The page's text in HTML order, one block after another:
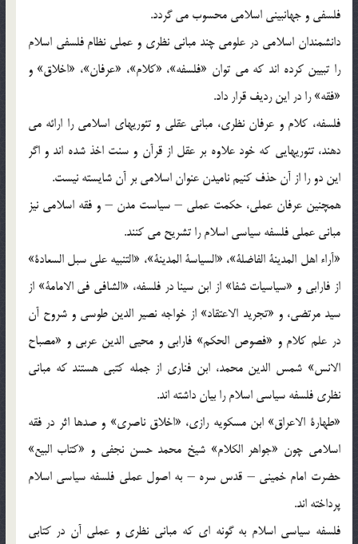
فلسفى و جهان‏بينى اسلامى محسوب می ‏گردد.
دانشمندان اسلامى در علومى چند مبانى نظرى و عملى نظام فلسفى اسلام
را تبيين كرده ‏اند كه می توان «فلسفه‏»، «كلام‏»، «عرفان‏»، «اخلاق‏» و
«فقه‏» را در اين رديف قرار داد.
فلسفه، كلام و عرفان نظرى، مبانى عقلى و تئوريهاى اسلامى را ارائه می
‏دهند، تئوريهايى كه خود علاوه بر عقل از قرآن و سنت اخذ شده‏ اند و اگر
اين دو را از آن حذف كنيم ناميدن عنوان اسلامى بر آن شايسته نيست.
همچنين عرفان عملى، حكمت عملى – سياست مدن – و فقه اسلامى نيز
مبانى عملى فلسفه سياسى اسلام را تشريح می ‏كنند.
«آراء اهل المدينة الفاضلة‏»، «السياسة المدينة‏»، «التنبيه على سبل السعادة‏»
از فارابى و «سياسيات شفا» از ابن‏ سينا در فلسفه، «الشافى فى الامامة‏» از
سيد مرتضى، و «تجريد الاعتقاد» از خواجه نصير الدين طوسى و شروح آن
در علم كلام و «فصوص الحكم‏» فارابى و محيى الدين عربى و «مصباح
الانس‏» شمس الدين محمد، ابن فنارى از جمله كتبى هستند كه مبانى
نظرى فلسفه سياسى اسلام را بيان داشته ‏اند.
«طهارة الاعراق‏» ابن ‏مسكويه رازى، «اخلاق ناصرى‏» و صدها اثر در فقه
اسلامى چون «جواهر الكلام‏» شيخ محمد حسن نجفى و «كتاب البيع‏»
حضرت امام خمينى – قدس سره – به اصول عملى فلسفه سياسى اسلام
پرداخته ‏اند.
فلسفه سياسى اسلام به گونه‏ اى كه مبانى نظرى و عملى آن در كتابى